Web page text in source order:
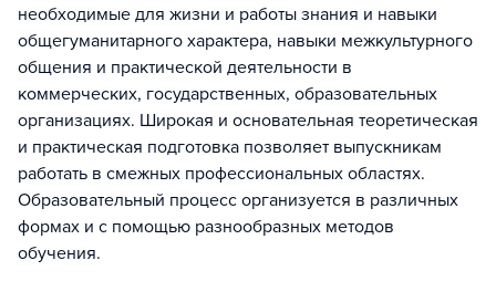
необходимые для жизни и работы знания и навыки
общегуманитарного характера, навыки межкультурного
общения и практической деятельности в
коммерческих, государственных, образовательных
организациях. Широкая и основательная теоретическая
и практическая подготовка позволяет выпускникам
работать в смежных профессиональных областях.
Образовательный процесс организуется в различных
формах и с помощью разнообразных методов
обучения.